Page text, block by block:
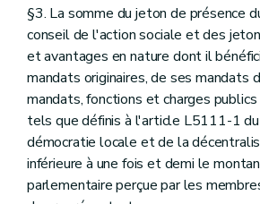
§3. La somme du jeton de présence
conseil de l'action sociale et des
et avantages en nature dont il
mandats originaires, de ses mandats
mandats, fonctions et charges
tels que définis à l'article L5111-1
démocratie locale et de la
inférieure à une fois et demi le
parlementaire perçue par les